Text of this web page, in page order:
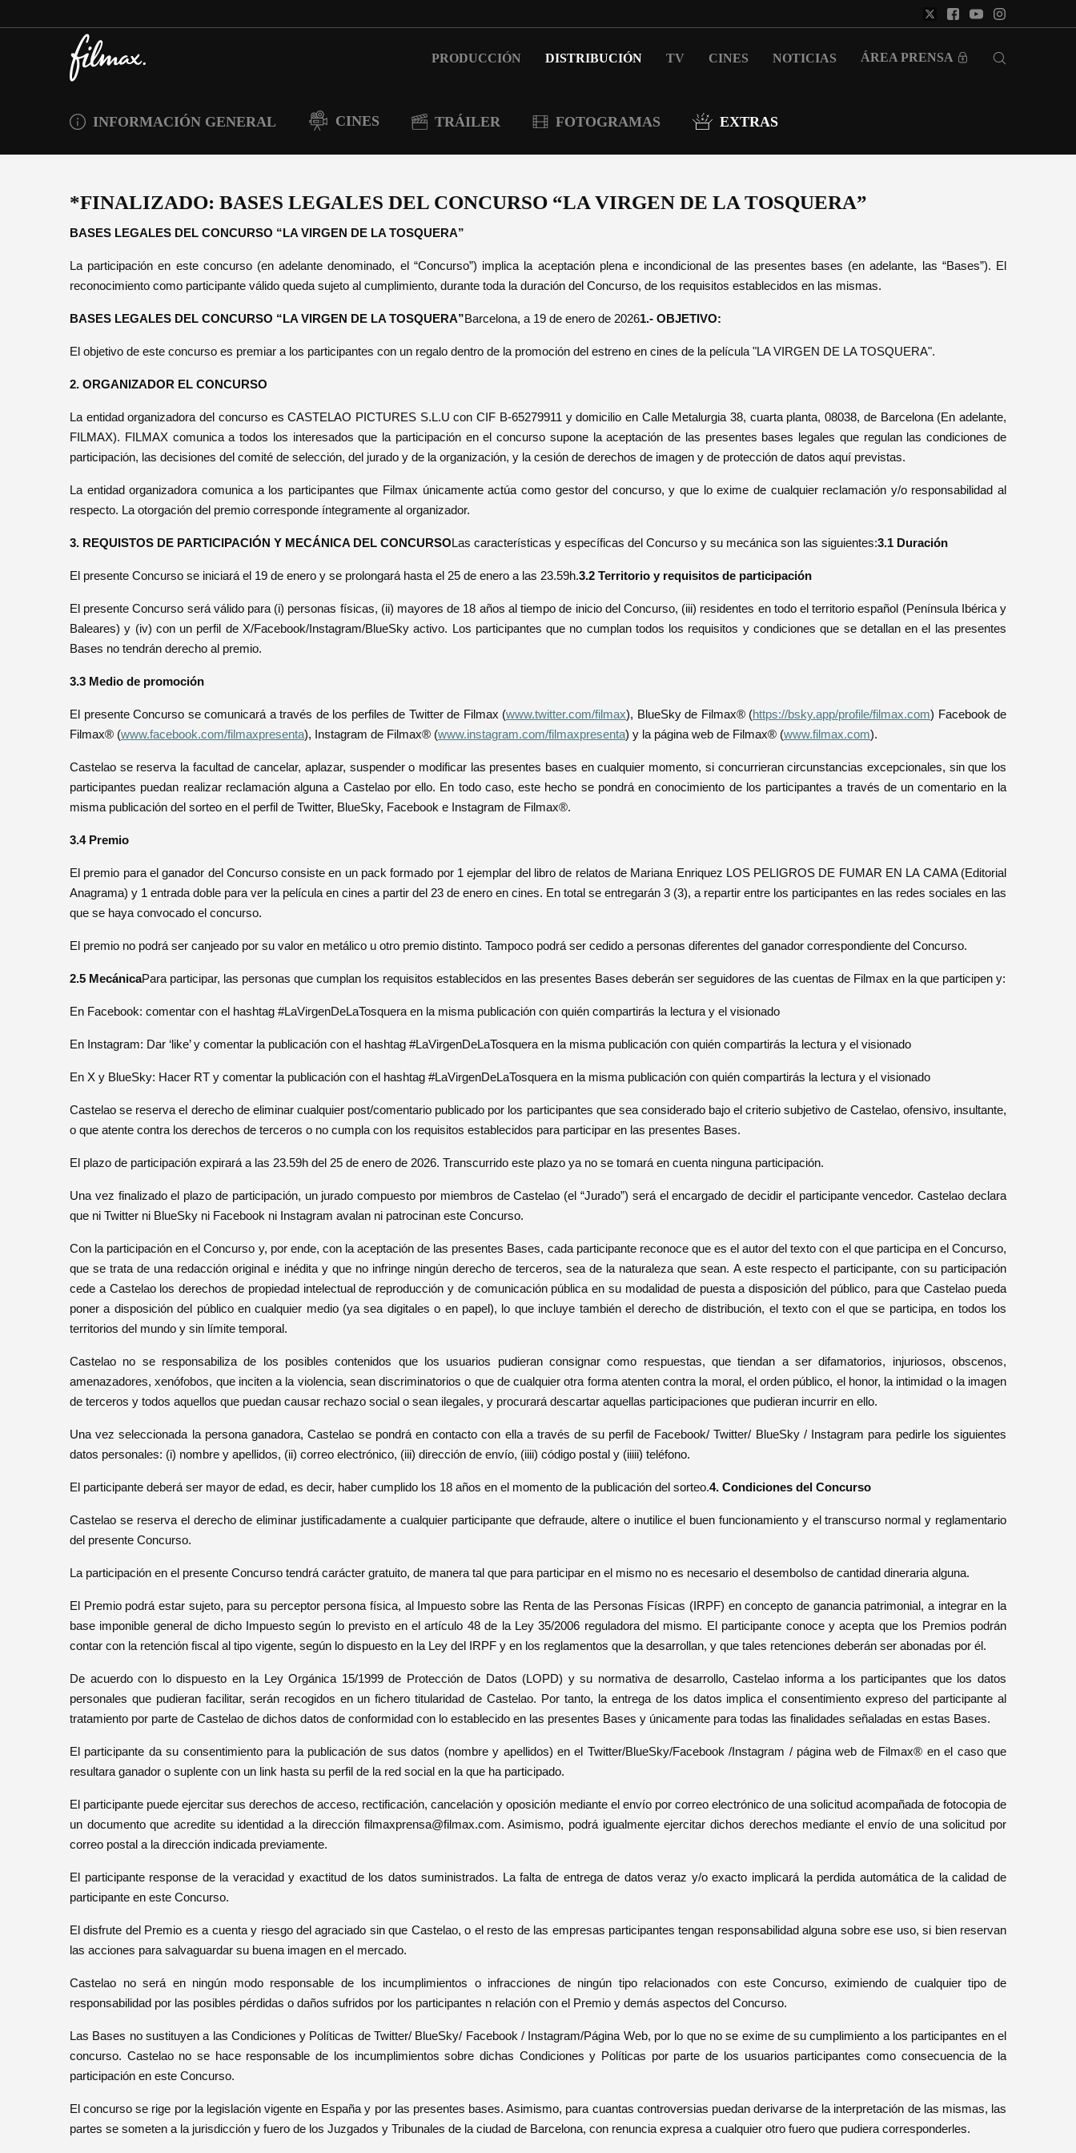
PRODUCCIÓN DISTRIBUCIÓN TV CINES NOTICIAS ÁREA PRENSA
INFORMACIÓN GENERAL CINES TRÁILER FOTOGRAMAS EXTRAS
*FINALIZADO: BASES LEGALES DEL CONCURSO “LA VIRGEN DE LA TOSQUERA”
BASES LEGALES DEL CONCURSO “LA VIRGEN DE LA TOSQUERA”
La participación en este concurso (en adelante denominado, el “Concurso”) implica la aceptación plena e incondicional de las presentes bases (en adelante, las “Bases”). El
reconocimiento como participante válido queda sujeto al cumplimiento, durante toda la duración del Concurso, de los requisitos establecidos en las mismas.
BASES LEGALES DEL CONCURSO “LA VIRGEN DE LA TOSQUERA”Barcelona, a 19 de enero de 20261.- OBJETIVO:
El objetivo de este concurso es premiar a los participantes con un regalo dentro de la promoción del estreno en cines de la película "LA VIRGEN DE LA TOSQUERA".
2. ORGANIZADOR EL CONCURSO
La entidad organizadora del concurso es CASTELAO PICTURES S.L.U con CIF B-65279911 y domicilio en Calle Metalurgia 38, cuarta planta, 08038, de Barcelona (En adelante,
FILMAX). FILMAX comunica a todos los interesados que la participación en el concurso supone la aceptación de las presentes bases legales que regulan las condiciones de
participación, las decisiones del comité de selección, del jurado y de la organización, y la cesión de derechos de imagen y de protección de datos aquí previstas.
La entidad organizadora comunica a los participantes que Filmax únicamente actúa como gestor del concurso, y que lo exime de cualquier reclamación y/o responsabilidad al
respecto. La otorgación del premio corresponde íntegramente al organizador.
3. REQUISTOS DE PARTICIPACIÓN Y MECÁNICA DEL CONCURSOLas características y específicas del Concurso y su mecánica son las siguientes:3.1 Duración
El presente Concurso se iniciará el 19 de enero y se prolongará hasta el 25 de enero a las 23.59h.3.2 Territorio y requisitos de participación
El presente Concurso será válido para (i) personas físicas, (ii) mayores de 18 años al tiempo de inicio del Concurso, (iii) residentes en todo el territorio español (Península Ibérica y
Baleares) y (iv) con un perfil de X/Facebook/Instagram/BlueSky activo. Los participantes que no cumplan todos los requisitos y condiciones que se detallan en el las presentes
Bases no tendrán derecho al premio.
3.3 Medio de promoción
El presente Concurso se comunicará a través de los perfiles de Twitter de Filmax (www.twitter.com/filmax), BlueSky de Filmax® (https://bsky.app/profile/filmax.com) Facebook de
Filmax® (www.facebook.com/filmaxpresenta), Instagram de Filmax® (www.instagram.com/filmaxpresenta) y la página web de Filmax® (www.filmax.com).
Castelao se reserva la facultad de cancelar, aplazar, suspender o modificar las presentes bases en cualquier momento, si concurrieran circunstancias excepcionales, sin que los
participantes puedan realizar reclamación alguna a Castelao por ello. En todo caso, este hecho se pondrá en conocimiento de los participantes a través de un comentario en la
misma publicación del sorteo en el perfil de Twitter, BlueSky, Facebook e Instagram de Filmax®.
3.4 Premio
El premio para el ganador del Concurso consiste en un pack formado por 1 ejemplar del libro de relatos de Mariana Enriquez LOS PELIGROS DE FUMAR EN LA CAMA (Editorial
Anagrama) y 1 entrada doble para ver la película en cines a partir del 23 de enero en cines. En total se entregarán 3 (3), a repartir entre los participantes en las redes sociales en las
que se haya convocado el concurso.
El premio no podrá ser canjeado por su valor en metálico u otro premio distinto. Tampoco podrá ser cedido a personas diferentes del ganador correspondiente del Concurso.
2.5 MecánicaPara participar, las personas que cumplan los requisitos establecidos en las presentes Bases deberán ser seguidores de las cuentas de Filmax en la que participen y:
En Facebook: comentar con el hashtag #LaVirgenDeLaTosquera en la misma publicación con quién compartirás la lectura y el visionado
En Instagram: Dar ‘like’ y comentar la publicación con el hashtag #LaVirgenDeLaTosquera en la misma publicación con quién compartirás la lectura y el visionado
En X y BlueSky: Hacer RT y comentar la publicación con el hashtag #LaVirgenDeLaTosquera en la misma publicación con quién compartirás la lectura y el visionado
Castelao se reserva el derecho de eliminar cualquier post/comentario publicado por los participantes que sea considerado bajo el criterio subjetivo de Castelao, ofensivo, insultante,
o que atente contra los derechos de terceros o no cumpla con los requisitos establecidos para participar en las presentes Bases.
El plazo de participación expirará a las 23.59h del 25 de enero de 2026. Transcurrido este plazo ya no se tomará en cuenta ninguna participación.
Una vez finalizado el plazo de participación, un jurado compuesto por miembros de Castelao (el “Jurado”) será el encargado de decidir el participante vencedor. Castelao declara
que ni Twitter ni BlueSky ni Facebook ni Instagram avalan ni patrocinan este Concurso.
Con la participación en el Concurso y, por ende, con la aceptación de las presentes Bases, cada participante reconoce que es el autor del texto con el que participa en el Concurso,
que se trata de una redacción original e inédita y que no infringe ningún derecho de terceros, sea de la naturaleza que sean. A este respecto el participante, con su participación
cede a Castelao los derechos de propiedad intelectual de reproducción y de comunicación pública en su modalidad de puesta a disposición del público, para que Castelao pueda
poner a disposición del público en cualquier medio (ya sea digitales o en papel), lo que incluye también el derecho de distribución, el texto con el que se participa, en todos los
territorios del mundo y sin límite temporal.
Castelao no se responsabiliza de los posibles contenidos que los usuarios pudieran consignar como respuestas, que tiendan a ser difamatorios, injuriosos, obscenos,
amenazadores, xenófobos, que inciten a la violencia, sean discriminatorios o que de cualquier otra forma atenten contra la moral, el orden público, el honor, la intimidad o la imagen
de terceros y todos aquellos que puedan causar rechazo social o sean ilegales, y procurará descartar aquellas participaciones que pudieran incurrir en ello.
Una vez seleccionada la persona ganadora, Castelao se pondrá en contacto con ella a través de su perfil de Facebook/ Twitter/ BlueSky / Instagram para pedirle los siguientes
datos personales: (i) nombre y apellidos, (ii) correo electrónico, (iii) dirección de envío, (iiii) código postal y (iiiii) teléfono.
El participante deberá ser mayor de edad, es decir, haber cumplido los 18 años en el momento de la publicación del sorteo.4. Condiciones del Concurso
Castelao se reserva el derecho de eliminar justificadamente a cualquier participante que defraude, altere o inutilice el buen funcionamiento y el transcurso normal y reglamentario
del presente Concurso.
La participación en el presente Concurso tendrá carácter gratuito, de manera tal que para participar en el mismo no es necesario el desembolso de cantidad dineraria alguna.
El Premio podrá estar sujeto, para su perceptor persona física, al Impuesto sobre las Renta de las Personas Físicas (IRPF) en concepto de ganancia patrimonial, a integrar en la
base imponible general de dicho Impuesto según lo previsto en el artículo 48 de la Ley 35/2006 reguladora del mismo. El participante conoce y acepta que los Premios podrán
contar con la retención fiscal al tipo vigente, según lo dispuesto en la Ley del IRPF y en los reglamentos que la desarrollan, y que tales retenciones deberán ser abonadas por él.
De acuerdo con lo dispuesto en la Ley Orgánica 15/1999 de Protección de Datos (LOPD) y su normativa de desarrollo, Castelao informa a los participantes que los datos
personales que pudieran facilitar, serán recogidos en un fichero titularidad de Castelao. Por tanto, la entrega de los datos implica el consentimiento expreso del participante al
tratamiento por parte de Castelao de dichos datos de conformidad con lo establecido en las presentes Bases y únicamente para todas las finalidades señaladas en estas Bases.
El participante da su consentimiento para la publicación de sus datos (nombre y apellidos) en el Twitter/BlueSky/Facebook /Instagram / página web de Filmax® en el caso que
resultara ganador o suplente con un link hasta su perfil de la red social en la que ha participado.
El participante puede ejercitar sus derechos de acceso, rectificación, cancelación y oposición mediante el envío por correo electrónico de una solicitud acompañada de fotocopia de
un documento que acredite su identidad a la dirección filmaxprensa@filmax.com. Asimismo, podrá igualmente ejercitar dichos derechos mediante el envío de una solicitud por
correo postal a la dirección indicada previamente.
El participante response de la veracidad y exactitud de los datos suministrados. La falta de entrega de datos veraz y/o exacto implicará la perdida automática de la calidad de
participante en este Concurso.
El disfrute del Premio es a cuenta y riesgo del agraciado sin que Castelao, o el resto de las empresas participantes tengan responsabilidad alguna sobre ese uso, si bien reservan
las acciones para salvaguardar su buena imagen en el mercado.
Castelao no será en ningún modo responsable de los incumplimientos o infracciones de ningún tipo relacionados con este Concurso, eximiendo de cualquier tipo de
responsabilidad por las posibles pérdidas o daños sufridos por los participantes n relación con el Premio y demás aspectos del Concurso.
Las Bases no sustituyen a las Condiciones y Políticas de Twitter/ BlueSky/ Facebook / Instagram/Página Web, por lo que no se exime de su cumplimiento a los participantes en el
concurso. Castelao no se hace responsable de los incumplimientos sobre dichas Condiciones y Políticas por parte de los usuarios participantes como consecuencia de la
participación en este Concurso.
El concurso se rige por la legislación vigente en España y por las presentes bases. Asimismo, para cuantas controversias puedan derivarse de la interpretación de las mismas, las
partes se someten a la jurisdicción y fuero de los Juzgados y Tribunales de la ciudad de Barcelona, con renuncia expresa a cualquier otro fuero que pudiera corresponderles.